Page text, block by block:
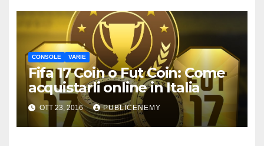
CONSOLE VARIE
Fifa 17 Coin o Fut Coin: Come
acquistarli online in Italia
OTT 23, 2016 PUBLICENEMY